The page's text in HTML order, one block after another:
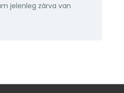
jelenleg zárva van